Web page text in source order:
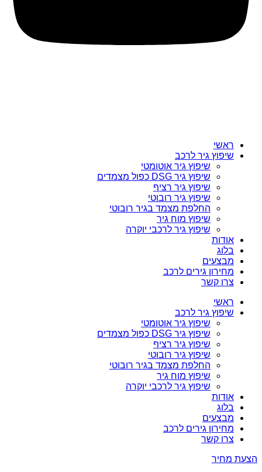
ראשי
שיפוץ גיר לרכב
שיפוץ גיר אוטומטי
שיפוץ גיר DSG כפול מצמדים
שיפוץ גיר רציף
שיפוץ גיר רובוטי
החלפת מצמד בגיר רובוטי
שיפוץ מוח גיר
שיפוץ גיר לרכבי יוקרה
אודות
בלוג
מבצעים
מחירון גירים לרכב
צרו קשר
ראשי
שיפוץ גיר לרכב
שיפוץ גיר אוטומטי
שיפוץ גיר DSG כפול מצמדים
שיפוץ גיר רציף
שיפוץ גיר רובוטי
החלפת מצמד בגיר רובוטי
שיפוץ מוח גיר
שיפוץ גיר לרכבי יוקרה
אודות
בלוג
מבצעים
מחירון גירים לרכב
צרו קשר
הצעת מחיר